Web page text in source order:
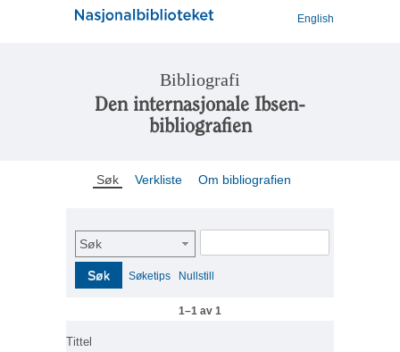
English
Bibliografi
Den internasjonale Ibsen-
bibliografien
Søk Verkliste Om bibliografien
Søk
Søk Søketips Nullstill
1–1 av 1
Tittel